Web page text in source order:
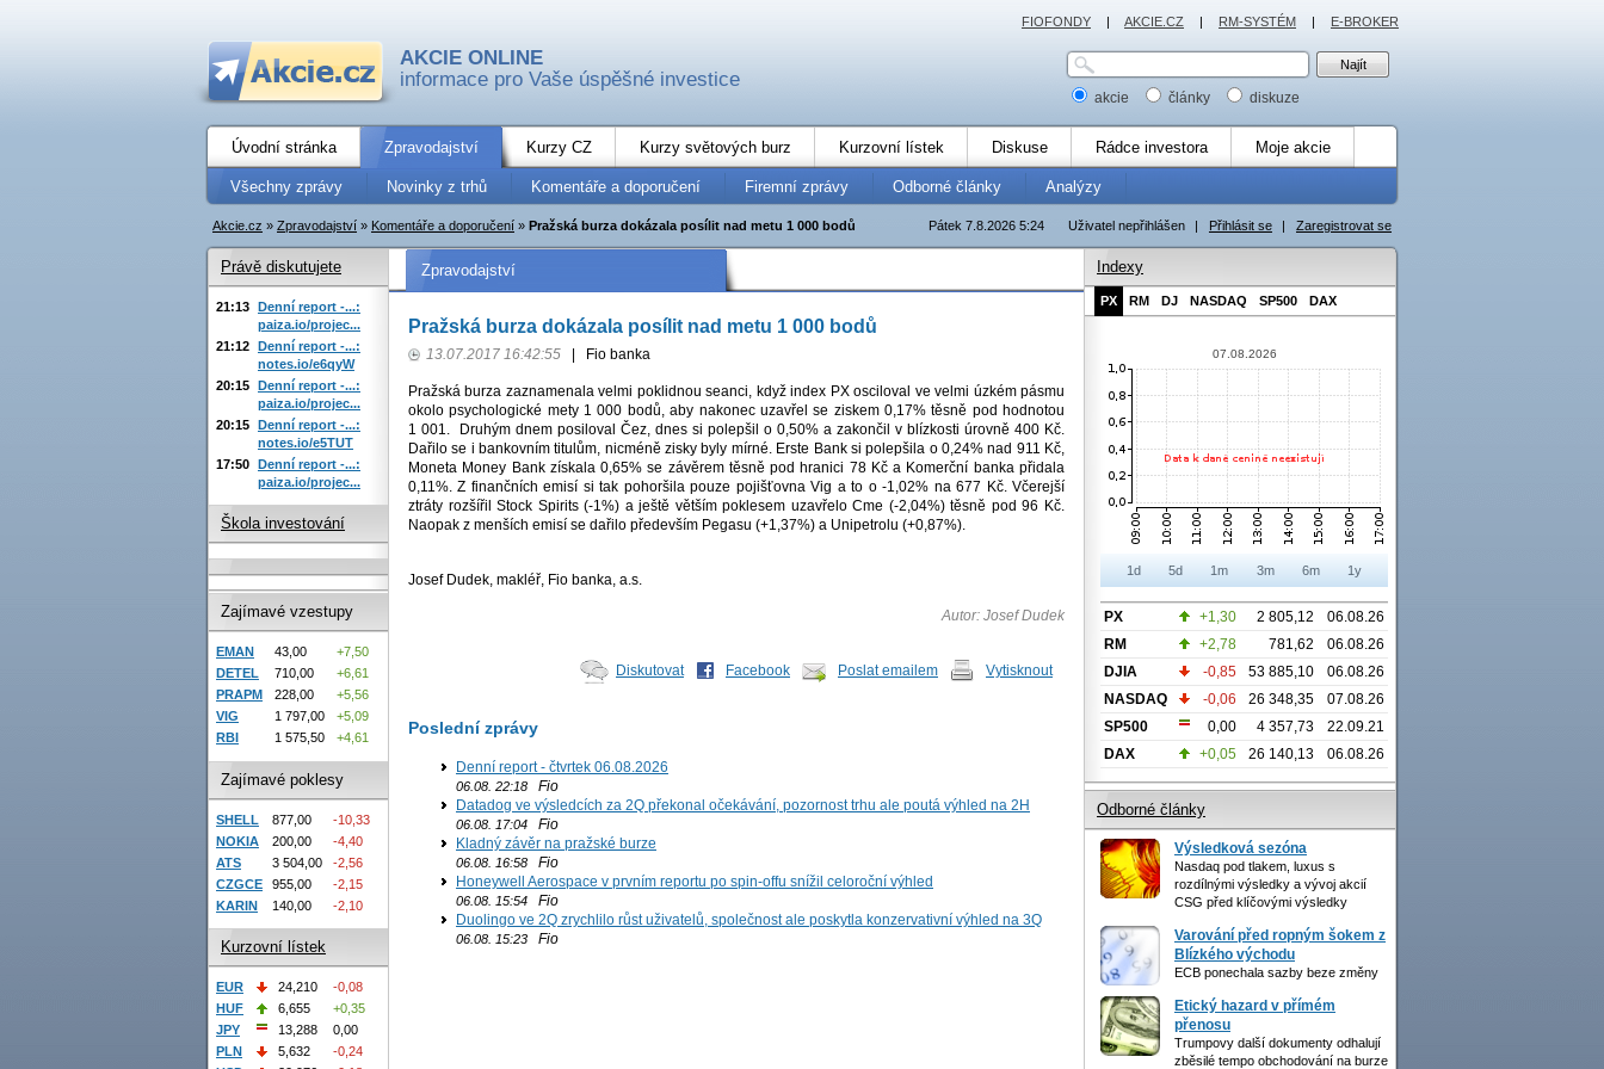
AKCIE ONLINE
informace pro Vaše úspěšné investice
akcie články diskuze
Úvodní stránka Zpravodajství Kurzy CZ Kurzy světových burz Kurzovní lístek Diskuse Rádce investora Moje akcie
Všechny zprávy Novinky z trhů Komentáře a doporučení Firemní zprávy Odborné články Analýzy
Uživatel nepřihlášen | Přihlásit se | Zaregistrovat se
Pátek 7.8.2026 5:24
Akcie.cz » Zpravodajství » Komentáře a doporučení » Pražská burza dokázala posílit nad metu 1 000 bodů
Zpravodajství
Pražská burza dokázala posílit nad metu 1 000 bodů
13.07.2017 16:42:55 Fio banka
Pražská burza zaznamenala velmi poklidnou seanci, když index PX osciloval ve velmi úzkém pásmu
okolo psychologické mety 1 000 bodů, aby nakonec uzavřel se ziskem 0,17% těsně pod hodnotou
1 001. Druhým dnem posiloval Čez, dnes si polepšil o 0,50% a zakončil v blízkosti úrovně 400 Kč.
Dařilo se i bankovním titulům, nicméně zisky byly mírné. Erste Bank si polepšila o 0,24% nad 911 Kč,
Moneta Money Bank získala 0,65% se závěrem těsně pod hranici 78 Kč a Komerční banka přidala
0,11%. Z finančních emisí si tak pohoršila pouze pojišťovna Vig a to o -1,02% na 677 Kč. Včerejší
ztráty rozšířil Stock Spirits (-1%) a ještě větším poklesem uzavřelo Cme (-2,04%) těsně pod 96 Kč.
Naopak z menších emisí se dařilo především Pegasu (+1,37%) a Unipetrolu (+0,87%).
Josef Dudek, makléř, Fio banka, a.s.
Autor: Josef Dudek
Diskutovat Facebook Poslat emailem Vytisknout
Poslední zprávy
Denní report - čtvrtek 06.08.2026
06.08. 22:18 Fio
Datadog ve výsledcích za 2Q překonal očekávání, pozornost trhu ale poutá výhled na 2H
06.08. 17:04 Fio
Kladný závěr na pražské burze
06.08. 16:58 Fio
Honeywell Aerospace v prvním reportu po spin-offu snížil celoroční výhled
06.08. 15:54 Fio
Duolingo ve 2Q zrychlilo růst uživatelů, společnost ale poskytla konzervativní výhled na 3Q
06.08. 15:23 Fio
Právě diskutujete
21:13 Denní report -...:
paiza.io/projec...
21:12 Denní report -...:
notes.io/e6qyW
20:15 Denní report -...:
paiza.io/projec...
20:15 Denní report -...:
notes.io/e5TUT
17:50 Denní report -...:
paiza.io/projec...
Škola investování
Zajímavé vzestupy
EMAN 43,00
+7,50
DETEL
710,00
+6,61
PRAPM
228,00
+5,56
VIG
1 797,00
+5,09
RBI
1 575,50 +4,61
Zajímavé poklesy
SHELL 877,00
-10,33
NOKIA
200,00
-4,40
ATS
3 504,00
-2,56
CZGCE
955,00
-2,15
KARIN
140,00 -2,10
Kurzovní lístek
EUR 24,210
-0,08
HUF
6,655
+0,35
JPY
13,288
0,00
PLN
5,632
-0,24
Indexy
PX RM DJ NASDAQ SP500 DAX
07.08.2026
1d 5d 1m 3m 6m 1y
PX +1,30 2 805,12
06.08.26
RM
+2,78 781,62
06.08.26
DJIA
-0,85 53 885,10
06.08.26
NASDAQ
-0,06 26 348,35
07.08.26
SP500
0,00 4 357,73
22.09.21
DAX
+0,05 26 140,13 06.08.26
Odborné články
Výsledková sezóna
Nasdaq pod tlakem, luxus s
rozdílnými výsledky a vývoj akcií
CSG před klíčovými výsledky
Varování před ropným šokem z
Blízkého východu
ECB ponechala sazby beze změny
Etický hazard v přímém
přenosu
Trumpovy další dokumenty odhalují
zběsilé tempo obchodování na burze
FIOFONDY | AKCIE.CZ | RM-SYSTÉM | E-BROKER